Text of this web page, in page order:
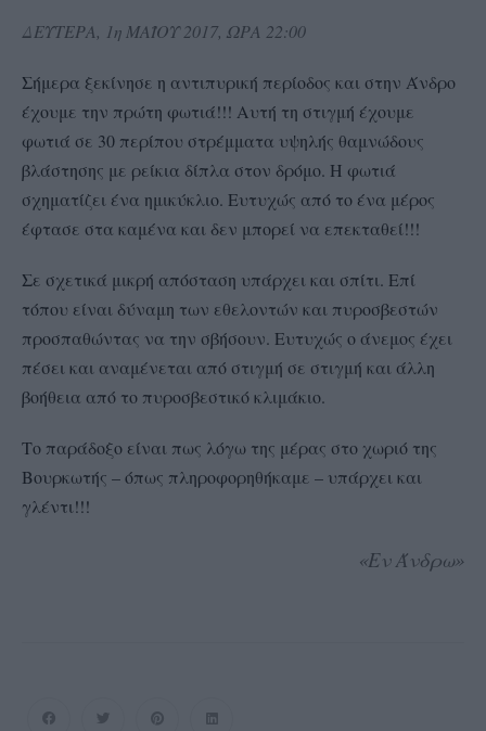
ΔΕΥΤΕΡΑ, 1η ΜΑΪΟΥ 2017, ΩΡΑ 22:00
Σήμερα ξεκίνησε η αντιπυρική περίοδος και στην Άνδρο
έχουμε την πρώτη φωτιά!!! Αυτή τη στιγμή έχουμε
φωτιά σε 30 περίπου στρέμματα υψηλής θαμνώδους
βλάστησης με ρείκια δίπλα στον δρόμο. Η φωτιά
σχηματίζει ένα ημικύκλιο. Ευτυχώς από το ένα μέρος
έφτασε στα καμένα και δεν μπορεί να επεκταθεί!!!
Σε σχετικά μικρή απόσταση υπάρχει και σπίτι. Επί
τόπου είναι δύναμη των εθελοντών και πυροσβεστών
προσπαθώντας να την σβήσουν. Ευτυχώς ο άνεμος έχει
πέσει και αναμένεται από στιγμή σε στιγμή και άλλη
βοήθεια από το πυροσβεστικό κλιμάκιο.
Το παράδοξο είναι πως λόγω της μέρας στο χωριό της
Βουρκωτής – όπως πληροφορηθήκαμε – υπάρχει και
γλέντι!!!
«Εν Άνδρω»